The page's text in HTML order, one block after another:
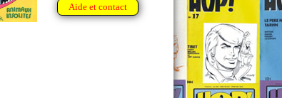
Aide et contact